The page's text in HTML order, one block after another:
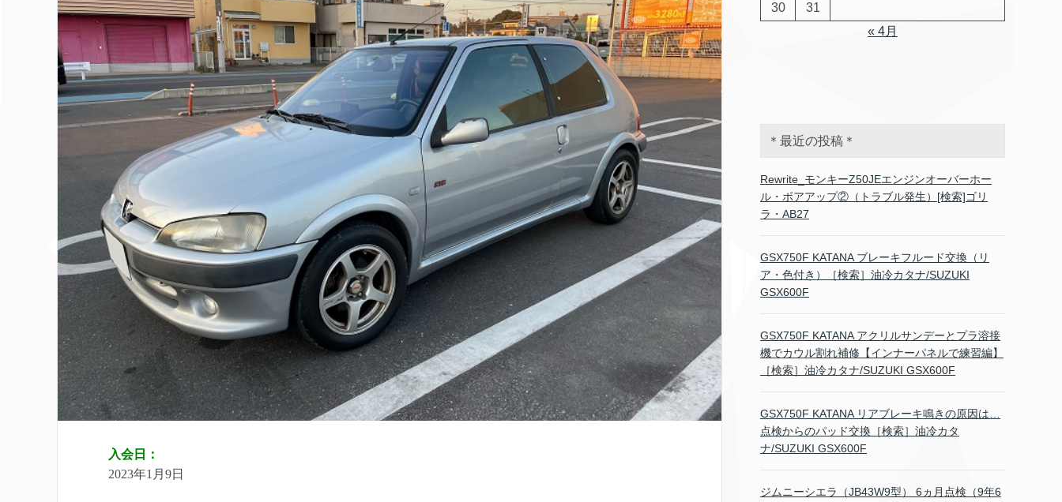
入会日：
2023年1月9日
30
31
« 4月
＊最近の投稿＊
Rewrite_モンキーZ50JEエンジンオーバーホー
ル・ボアアップ②（トラブル発生）[検索]ゴリ
ラ・AB27
GSX750F KATANA ブレーキフルード交換（リ
ア・色付き）［検索］油冷カタナ/SUZUKI
GSX600F
GSX750F KATANA アクリルサンデーとプラ溶接
機でカウル割れ補修【インナーパネルで練習編】
［検索］油冷カタナ/SUZUKI GSX600F
GSX750F KATANA リアブレーキ鳴きの原因は…
点検からのパッド交換［検索］油冷カタ
ナ/SUZUKI GSX600F
ジムニーシエラ（JB43W9型） 6ヵ月点検（9年6